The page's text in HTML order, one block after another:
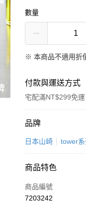
數量
※ 本商品不適用折
付款與運送方式
宅配滿NT$299免運
付款方式
信用卡一次付款
悠遊付
品牌
日本山崎 tower系
商品特色
商品編號
7203242